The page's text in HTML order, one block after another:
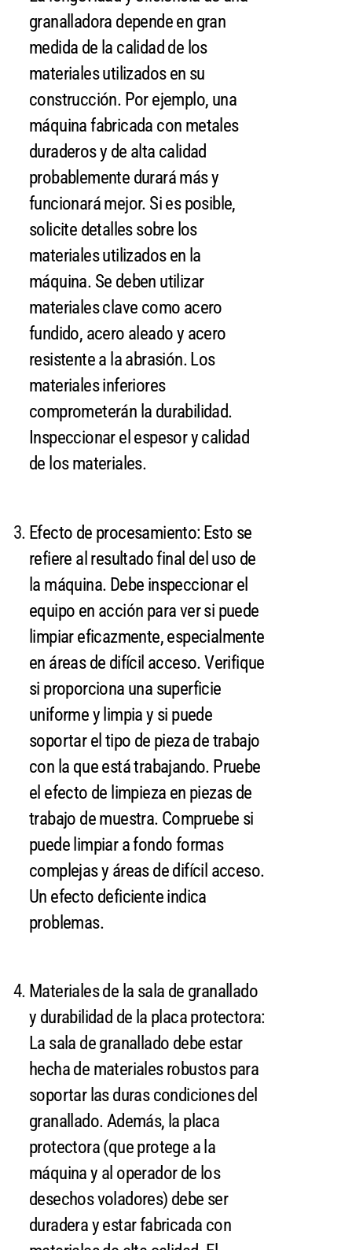
granalladora depende en gran
medida de la calidad de los
materiales utilizados en su
construcción. Por ejemplo, una
máquina fabricada con metales
duraderos y de alta calidad
probablemente durará más y
funcionará mejor. Si es posible,
solicite detalles sobre los
materiales utilizados en la
máquina. Se deben utilizar
materiales clave como acero
fundido, acero aleado y acero
resistente a la abrasión. Los
materiales inferiores
comprometerán la durabilidad.
Inspeccionar el espesor y calidad
de los materiales.
Efecto de procesamiento: Esto se
refiere al resultado final del uso de
la máquina. Debe inspeccionar el
equipo en acción para ver si puede
limpiar eficazmente, especialmente
en áreas de difícil acceso. Verifique
si proporciona una superficie
uniforme y limpia y si puede
soportar el tipo de pieza de trabajo
con la que está trabajando. Pruebe
el efecto de limpieza en piezas de
trabajo de muestra. Compruebe si
puede limpiar a fondo formas
complejas y áreas de difícil acceso.
Un efecto deficiente indica
problemas.
Materiales de la sala de granallado
y durabilidad de la placa protectora:
La sala de granallado debe estar
hecha de materiales robustos para
soportar las duras condiciones del
granallado. Además, la placa
protectora (que protege a la
máquina y al operador de los
desechos voladores) debe ser
duradera y estar fabricada con